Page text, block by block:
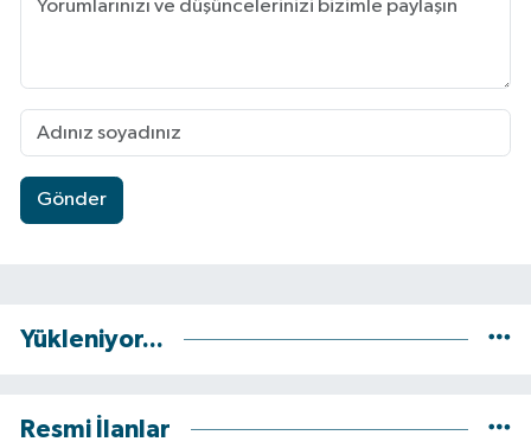
Gönder
Yükleniyor...
Resmi İlanlar